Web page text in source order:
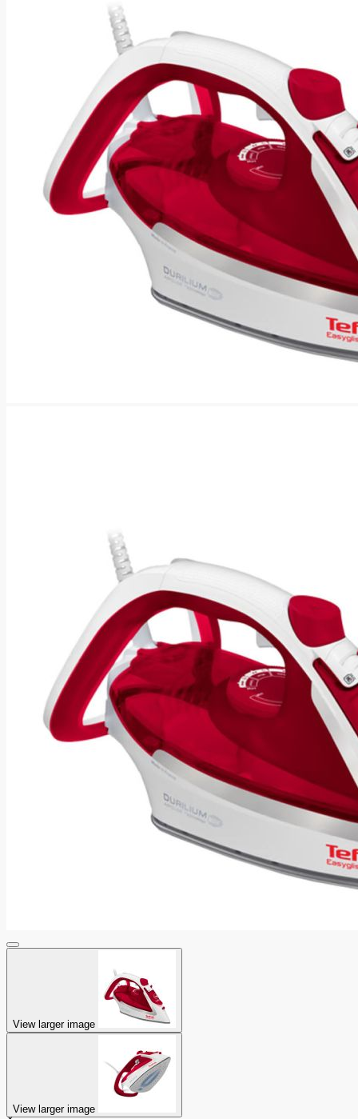
View larger image
View larger image